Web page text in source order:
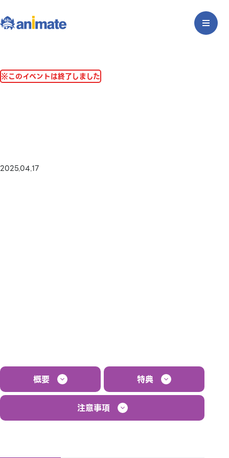
※このイベントは終了しました
2025.04.17
概要 特典
注意事項